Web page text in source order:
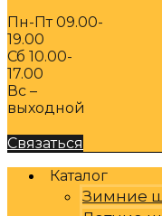
Пн-Пт 09.00-
19.00
Сб 10.00-
17.00
Вс –
выходной
Связаться
Каталог
Зимние